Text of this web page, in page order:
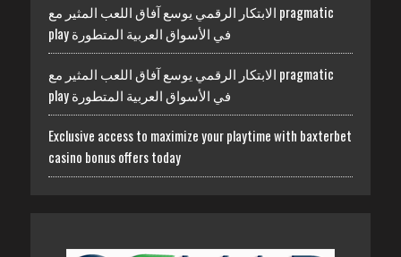
الابتكار الرقمي يوسع آفاق اللعب المثير مع pragmatic
play في الأسواق العربية المتطورة
الابتكار الرقمي يوسع آفاق اللعب المثير مع pragmatic
play في الأسواق العربية المتطورة
Exclusive access to maximize your playtime with baxterbet
casino bonus offers today